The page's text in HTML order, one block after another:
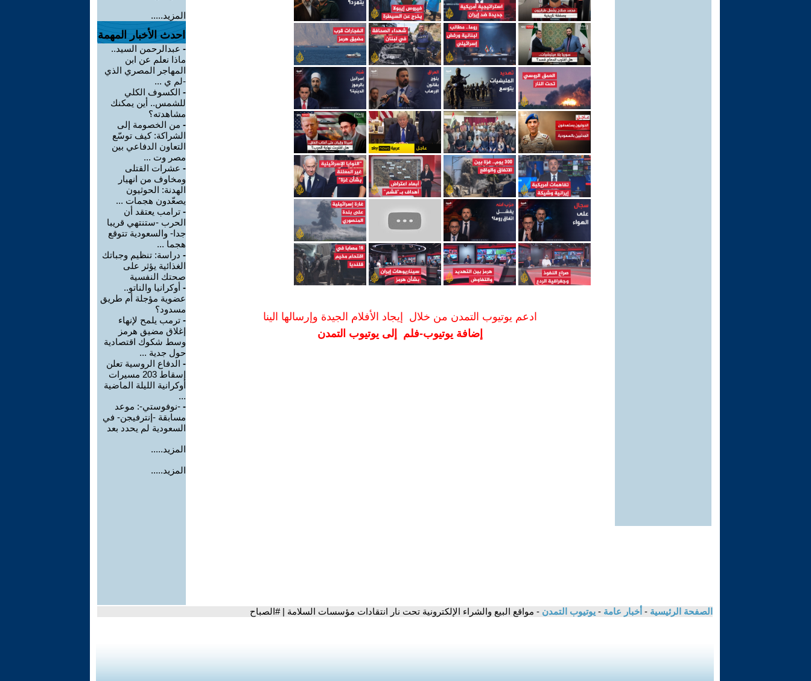
ادعم يوتيوب التمدن من خلال إيجاد الأفلام الجيدة وإرسالها الينا
إضافة يوتيوب-فلم إلى يوتيوب التمدن
المزيد.....
احدث الأخبار المهمة
- عبدالرحمن السيد..
ماذا نعلم عن ابن
المهاجر المصري الذي
-لم ي ...
- الكسوف الكلي
للشمس.. أين يمكنك
مشاهدته؟
- من الخصومة إلى
الشراكة: كيف توسّع
التعاون الدفاعي بين
مصر وت ...
- عشرات القتلى
ومخاوف من انهيار
الهدنة: الحوثيون
يصعّدون هجمات ...
- ترامب يعتقد أن
الحرب -ستنتهي قريبا
جدا- والسعودية تتوقع
هجما ...
- دراسة: تنظيم وجباتك
الغذائية يؤثر على
صحتك النفسية
- أوكرانيا والناتو..
عضوية مؤجلة أم طريق
مسدود؟
- ترمب يلمح لإنهاء
إغلاق مضيق هرمز
وسط شكوك اقتصادية
حول جدية ...
- الدفاع الروسية تعلن
إسقاط 203 مسيرات
أوكرانية الليلة الماضية
...
- -نوفوستي-: موعد
مسابقة -إنترفيجن- في
السعودية لم يحدد بعد
المزيد.....
المزيد.....
الصفحة الرئيسية - أخبار عامة - يوتيوب التمدن - مواقع البيع والشراء الإلكترونية تحت نار انتقادات مؤسسات السلامة | #الصباح